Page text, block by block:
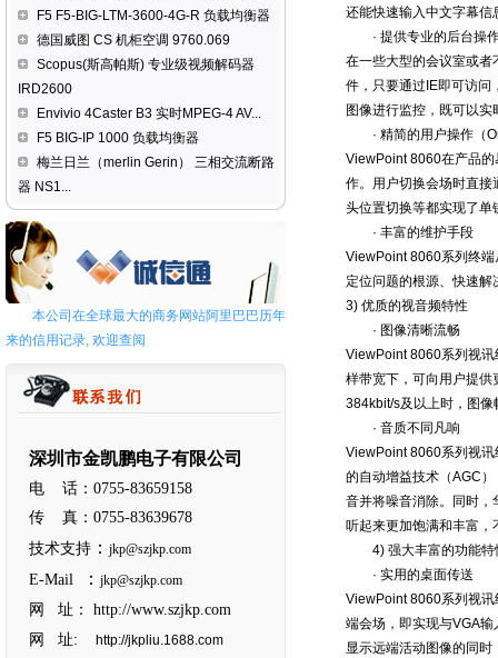
F5 F5-BIG-LTM-3600-4G-R 负载均衡器
德国威图 CS 机柜空调 9760.069
Scopus(斯高帕斯) 专业级视频解码器
IRD2600
Envivio 4Caster B3 实时MPEG-4 AV...
F5 BIG-IP 1000 负载均衡器
梅兰日兰（merlin Gerin） 三相交流断路
器 NS1...
本公司在全球最大的商务网站阿里巴巴历年
来的信用记录, 欢迎查阅
深圳市金凯鹏电子有限公司
电 话：0755-83659158
传 真：0755-83639678
技术支持 ： jkp@szjkp.com
E-Mail ： jkp@szjkp.com
网 址： http://www.szjkp.com
网 址: http://jkpliu.1688.com
还能快速输入中文字幕信
· 提供专业的后台操
在一些大型的会议室或
件，只要通过IE即可访问
图像进行监控，既可以
· 精简的用户操作（
ViewPoint 8060在产品的
作。用户切换会场时直接
头位置切换等都实现了单
· 丰富的维护手段
ViewPoint 8060系列终端
定位问题的根源、快速解
3) 优质的视音频特性
· 图像清晰流畅
ViewPoint 8060系列视
样带宽下，可向用户提
384kbit/s及以上时，图像
· 音质不同凡响
ViewPoint 8060系列视讯
的自动增益技术（AGC
音并将噪音消除。同时
听起来更加饱满和丰富，
4) 强大丰富的功能特
· 实用的桌面传送
ViewPoint 8060系列视讯
端会场，即实现与VGA
显示远端活动图像的同